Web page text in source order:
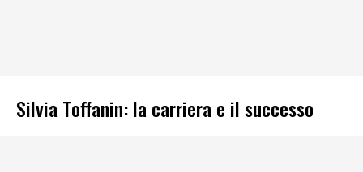
Silvia Toffanin: la carriera e il successo